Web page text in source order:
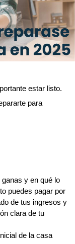
estar listo.
para
ganas y en qué lo
puedes pagar por
de tus ingresos y
clara de tu
de la casa